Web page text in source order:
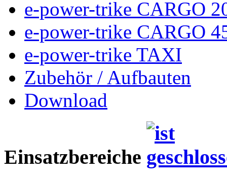
e-power-trike CARGO
e-power-trike CARGO
e-power-trike TAXI
Zubehör / Aufbauten
Download
Einsatzbereiche